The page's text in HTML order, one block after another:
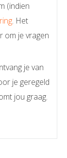
(indien
. Het
om je vragen
je van
je geregeld
jou graag.